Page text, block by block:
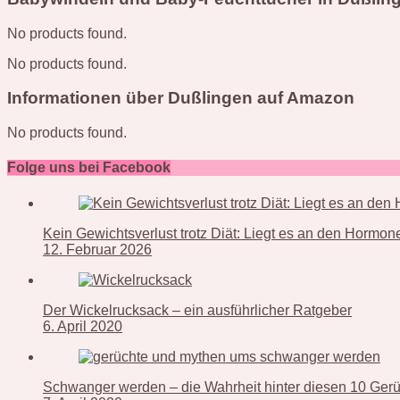
No products found.
No products found.
Informationen über Dußlingen auf Amazon
No products found.
Folge uns bei Facebook
Kein Gewichtsverlust trotz Diät: Liegt es an den
12. Februar 2026
Der Wickelrucksack – ein ausführlicher Ratgeber
6. April 2020
Schwanger werden – die Wahrheit hinter diesen 10